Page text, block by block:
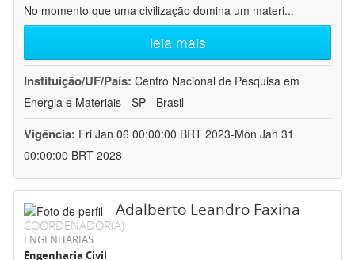
No momento que uma civilização domina um materi...
leia mais
Instituição/UF/País: Centro Nacional de Pesquisa em
Energia e Materiais - SP - Brasil
Vigência: Fri Jan 06 00:00:00 BRT 2023-Mon Jan 31
00:00:00 BRT 2028
Adalberto Leandro Faxina
COORDENADOR(A)
ENGENHARIAS
Engenharia Civil